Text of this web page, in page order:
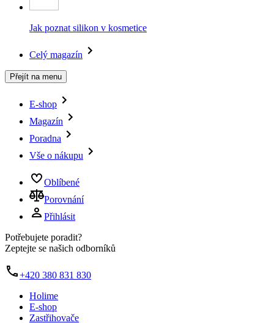
Jak poznat silikon v kosmetice
Celý magazín
Přejít na menu
E-shop
Magazín
Poradna
Vše o nákupu
Oblíbené
Porovnání
Přihlásit
Potřebujete poradit?
Zeptejte se našich odborníků
+420 380 831 830
Holime
E-shop
Zastřihovače